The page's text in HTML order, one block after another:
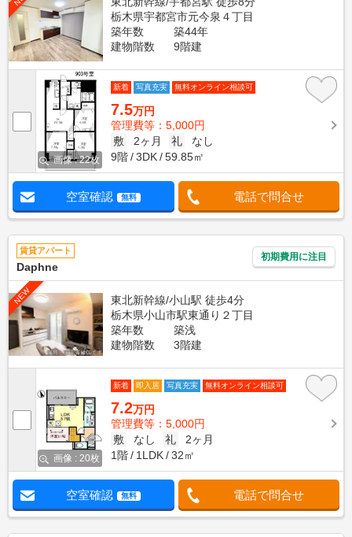
栃木県宇都宮市元今泉４丁目
築年数
築44年
建物階数
9階建
画像 : 22枚
新着 写真充実 無料オンライン相談可
7.5万円
管理費等：5,000円
敷
2ヶ月 礼
なし
9階
3DK 59.85㎡
空室確認 無料 電話で問合せ
賃貸アパート
Daphne
初期費用に注目
NEW
東北新幹線/小山駅 徒歩4分
栃木県小山市駅東通り２丁目
築年数
築浅
建物階数
3階建
画像 : 20枚
新着 即入居 写真充実 無料オンライン相談可
7.2万円
管理費等：5,000円
敷
なし 礼
2ヶ月
1階
1LDK 32㎡
空室確認 無料 電話で問合せ